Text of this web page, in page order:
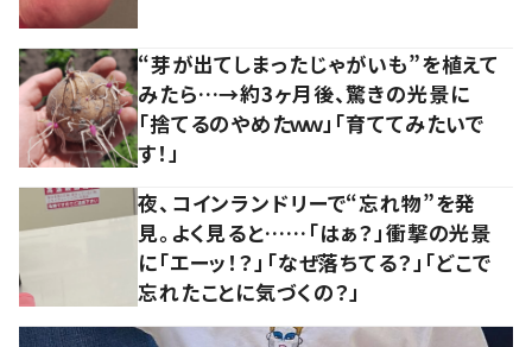
“芽が出てしまったじゃがいも”を植えて
みたら…→約3ヶ月後、驚きの光景に
「捨てるのやめたｗｗ」「育ててみたいで
す！」
夜、コインランドリーで“忘れ物”を発
見。よく見ると……「はぁ？」衝撃の光景
に「エーッ！？」「なぜ落ちてる？」「どこで
忘れたことに気づくの？」